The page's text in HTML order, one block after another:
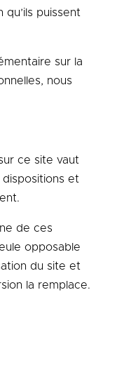
qu’ils puissent
sur la
nous
ce site vaut
et
de ces
opposable
du site et
la remplace.